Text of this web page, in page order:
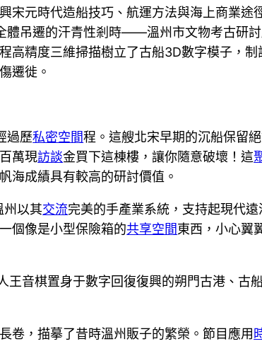
宋元時代造船技巧、航運方法與海上商業途
體吊遷的汗青性剎時——溫州市文物考古研
高精度三維掃描樹立了古船3D數字模子，
遷徙。
過歷私密空間程。這艘北宋早期的沉船保留
萬現訪談金買下這棟樓，讓你隨意破壞！這
海成績具有較高的研討價值。
以其交流完美的手產業系統，支持起現代
個像是小型保險箱的共享空間東西，小心翼
王音棋置身于數字回復復興的朔門古港、
卷，描摹了昔時溫州販子的繁榮。節目應用